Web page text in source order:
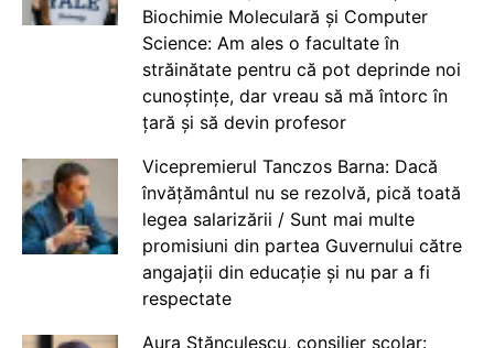
Biochimie Moleculară și Computer
Science: Am ales o facultate în
străinătate pentru că pot deprinde noi
cunoștințe, dar vreau să mă întorc în
țară și să devin profesor
Vicepremierul Tanczos Barna: Dacă
învățământul nu se rezolvă, pică toată
legea salarizării / Sunt mai multe
promisiuni din partea Guvernului către
angajații din educație și nu par a fi
respectate
Aura Stănculescu, consilier școlar: